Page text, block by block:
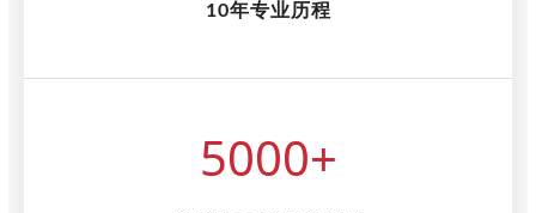
10年专业历程
5000+